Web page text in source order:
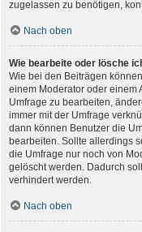
zugelassen zu benötigen,
Nach oben
Wie bearbeite oder lösche
Wie bei den Beiträgen
einem Moderator oder einem
Umfrage zu bearbeiten,
immer mit der Umfrage
dann können Benutzer die
bearbeiten. Sollte allerdings
die Umfrage nur noch von
gelöscht werden. Dadurch
verhindert werden.
Nach oben